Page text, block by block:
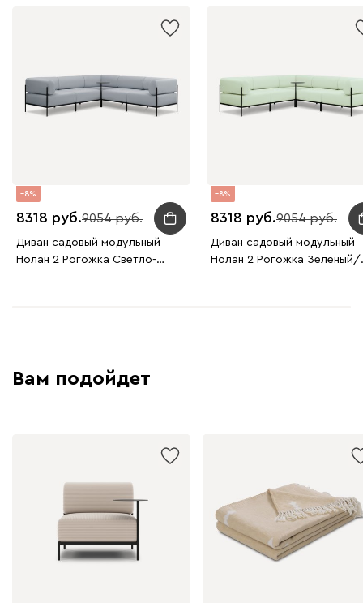
8
8318 9054
Диван садовый модульный
Нолан 2 Рогожка Светло-
8
8318 9054
Диван садовый модульный
Нолан 2 Рогожка Зеленый/
Вам подойдет